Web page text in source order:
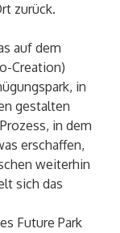
zurück.
auf dem
Creation)
in
gestalten
in dem
erschaffen,
weiterhin
sich das
Future Park